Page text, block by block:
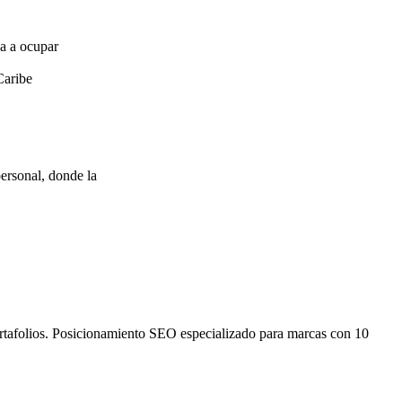
a ocupar
donde la
Posicionamiento SEO especializado para marcas con 10